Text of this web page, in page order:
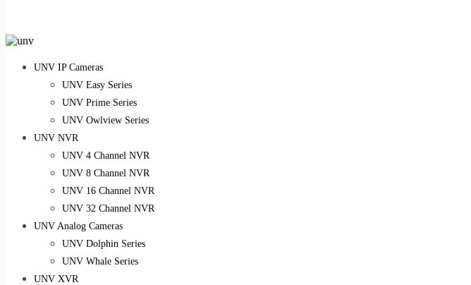
UNV IP Cameras
UNV Easy Series
UNV Prime Series
UNV Owlview Series
UNV NVR
UNV 4 Channel NVR
UNV 8 Channel NVR
UNV 16 Channel NVR
UNV 32 Channel NVR
UNV Analog Cameras
UNV Dolphin Series
UNV Whale Series
UNV XVR